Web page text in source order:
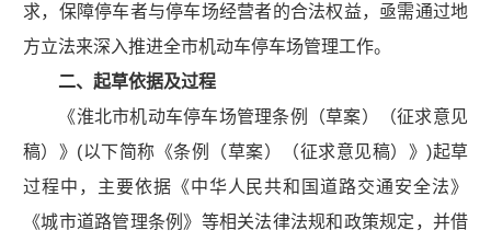
求，保障停车者与停车场经营者的合法权益，亟需通过地
方立法来深入推进全市机动车停车场管理工作。
二、起草依据及过程
《淮北市机动车停车场管理条例（草案）（征求意见
稿）》(以下简称《条例（草案）（征求意见稿）》)起草
过程中，主要依据《中华人民共和国道路交通安全法》
《城市道路管理条例》等相关法律法规和政策规定，并借